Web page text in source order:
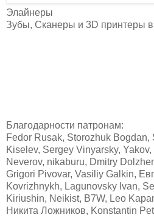
Элайнеры
Зубы, Сканеры и 3D принтеры
Благодарности патронам:
Fedor Rusak, Storozhuk Bogdan,
Kiselev, Sergey Vinyarsky,
Neverov, nikaburu, Dmitry
Grigori Pivovar, Vasiliy Galkin,
Kovrizhnykh, Lagunovsky Ivan,
Kiriushin, Neikist, B7W, Leo
Никита Ложников, Konstantin